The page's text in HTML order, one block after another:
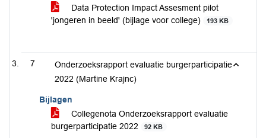
Data Protection Impact Assesment pilot
'jongeren in beeld' (bijlage voor college)
193 KB
7
Onderzoeksrapport evaluatie burgerparticipatie
2022 (Martine Krajnc)
Bijlagen
Collegenota Onderzoeksrapport evaluatie
burgerparticipatie 2022
92 KB